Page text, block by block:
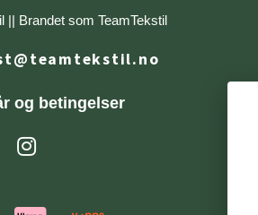
Brandet som TeamTekstil
og betingelser